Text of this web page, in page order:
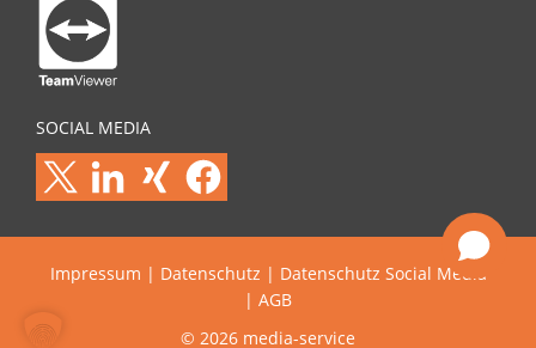
SOCIAL MEDIA
Impressum | Datenschutz | Datenschutz Social Media
| AGB
© 2026 media-service